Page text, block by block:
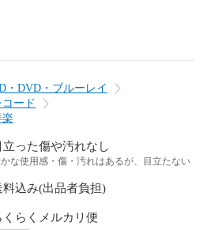
・DVD・ブルーレイ
コード
楽
立った傷や汚れなし
な使用感・傷・汚れはあるが、目立たない
料込み(出品者負担)
くらくメルカリ便